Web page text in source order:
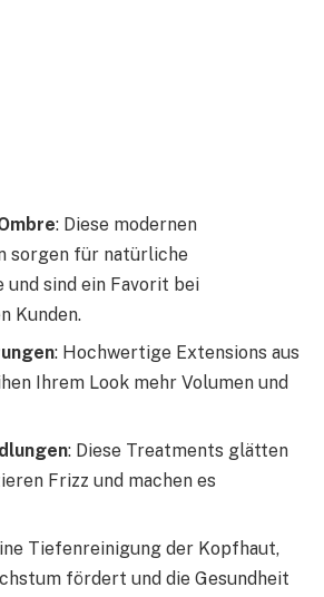
: Diese modernen
sorgen für natürliche
und sind ein Favorit bei
Kunden.
: Hochwertige Extensions aus
Ihrem Look mehr Volumen und
: Diese Treatments glätten
Frizz und machen es
Tiefenreinigung der Kopfhaut,
fördert und die Gesundheit